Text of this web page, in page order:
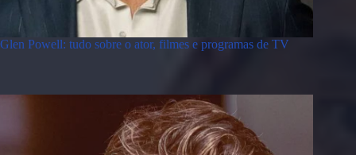
Glen Powell: tudo sobre o ator, filmes e programas de TV